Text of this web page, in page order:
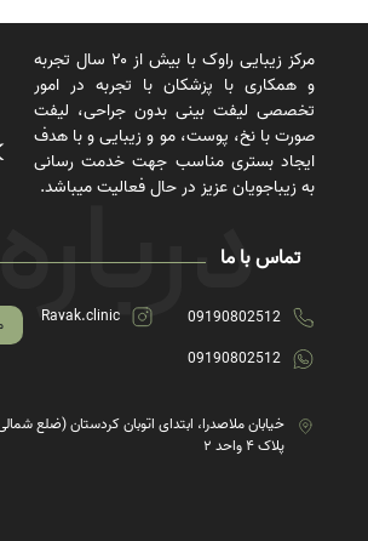
مرکز زیبایی راوک با بیش از ۲۰ سال تجربه
و همکاری با پزشکان با تجربه در امور
تخصصی لیفت بینی بدون جراحی، لیفت
صورت با نخ، پوست، مو و زیبایی و با هدف
ایجاد بستری مناسب جهت خدمت رسانی
به زیباجویان عزیز در حال فعالیت میباشد.
تماس با ما
09190802512
09190802512
Ravak.clinic
خیابان ملاصدرا، ابتدای اتوبان کردستان (ضلع
پلاک ۴ واحد ۲